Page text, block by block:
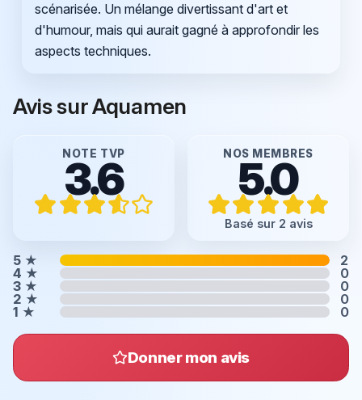
scénarisée. Un mélange divertissant d'art et
d'humour, mais qui aurait gagné à approfondir les
aspects techniques.
Avis sur Aquamen
NOTE TVP
3.6 NOS MEMBRES
5.0
Basé sur 2 avis
5 ★
2
4 ★
0
3 ★
0
2 ★
0
1 ★ 0
Donner mon avis